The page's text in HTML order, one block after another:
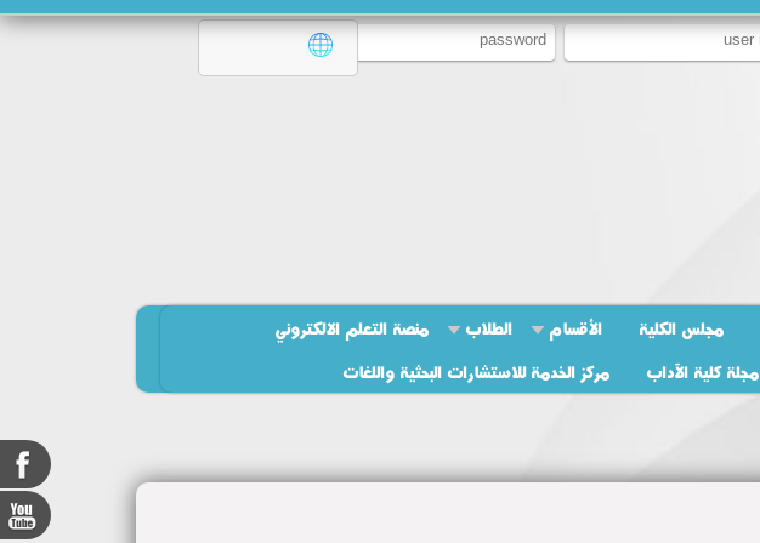
مجلس الكلية الأقسام الطلاب
منصة التعلم الالكتروني
مجلة كلية الآداب
مركز الخدمة للاستشارات البحثية واللغات